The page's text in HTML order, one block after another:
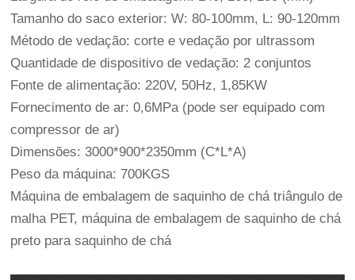
Tamanho do saco exterior: W: 80-100mm, L: 90-120mm
Método de vedação: corte e vedação por ultrassom
Quantidade de dispositivo de vedação: 2 conjuntos
Fonte de alimentação: 220V, 50Hz, 1,85KW
Fornecimento de ar: 0,6MPa (pode ser equipado com
compressor de ar)
Dimensões: 3000*900*2350mm (C*L*A)
Peso da máquina: 700KGS
Máquina de embalagem de saquinho de chá triângulo de
malha PET, máquina de embalagem de saquinho de chá
preto para saquinho de chá